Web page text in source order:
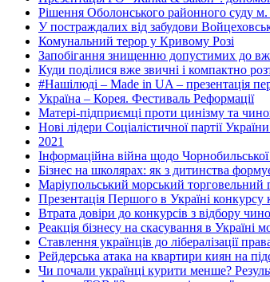
Рішення Оболонського районного суду
У постраждалих від забудови
Комунальний терор у Кривому Розі
Запобігання знищенню допустимих до
Куди поділися вже звичні і компактно
#Нашілюді – Made in UA – презентація
Україна – Корея. Фестиваль Реформації
Матері-підприємці проти цинізму та
Нові лідери Соціалістичної партії
2021
Інформаційна війна щодо
Бізнес на школярах: як з дитинства
Маріупольський морський торговельний
Презентація Першого в Україні
Втрата довіри до конкурсів з відбору
Реакція бізнесу на скасування в Україні
Ставлення українців до лібералізації
Рейдерська атака на квартири киян на
Чи почали українці курити менше?